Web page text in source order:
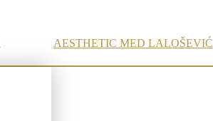
AESTHETIC MED LALOŠEVIĆ